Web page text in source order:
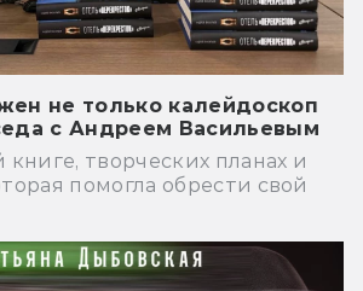
не только калейдоскоп
с Андреем Васильевым
книге, творческих планах и
помогла обрести свой